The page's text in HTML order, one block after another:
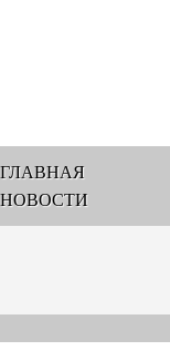
ГЛАВНАЯ
НОВОСТИ